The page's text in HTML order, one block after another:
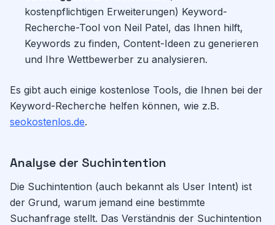
kostenpflichtigen Erweiterungen) Keyword-
Recherche-Tool von Neil Patel, das Ihnen hilft,
Keywords zu finden, Content-Ideen zu generieren
und Ihre Wettbewerber zu analysieren.
Es gibt auch einige kostenlose Tools, die Ihnen bei der
Keyword-Recherche helfen können, wie z.B.
seokostenlos.de.
Analyse der Suchintention
Die Suchintention (auch bekannt als User Intent) ist
der Grund, warum jemand eine bestimmte
Suchanfrage stellt. Das Verständnis der Suchintention